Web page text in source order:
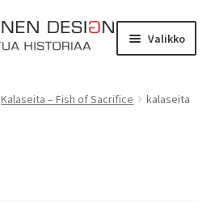
Valikko
Kalaseita – Fish of Sacrifice kalaseita